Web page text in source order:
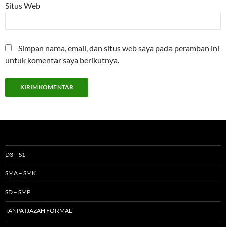
Situs Web
Simpan nama, email, dan situs web saya pada peramban ini
untuk komentar saya berikutnya.
D3 – S1
SMA – SMK
SD – SMP
TANPA IJAZAH FORMAL